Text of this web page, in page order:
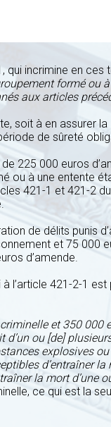
qui incrimine en ces
formé ou
aux articles
soit à en assurer la
de sûreté
225 000 euros
ou à une entente
421-1 et 421-2
de délits punis
et 75 000
d’amende.
l’article 421-2-1 est
et 350 000
d’un ou [de]
explosives ou
d’entraîner la
la mort d’une
ce qui est la